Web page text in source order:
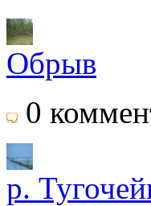
Обрыв
0
р.